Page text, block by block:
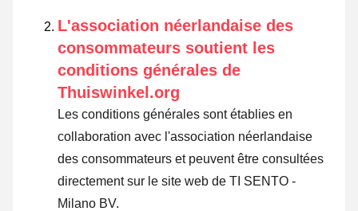
L'association néerlandaise des
consommateurs soutient les
conditions générales de
Thuiswinkel.org
Les conditions générales sont établies en
collaboration avec l'association néerlandaise
des consommateurs et peuvent être consultées
directement sur le site web de TI SENTO -
Milano BV.